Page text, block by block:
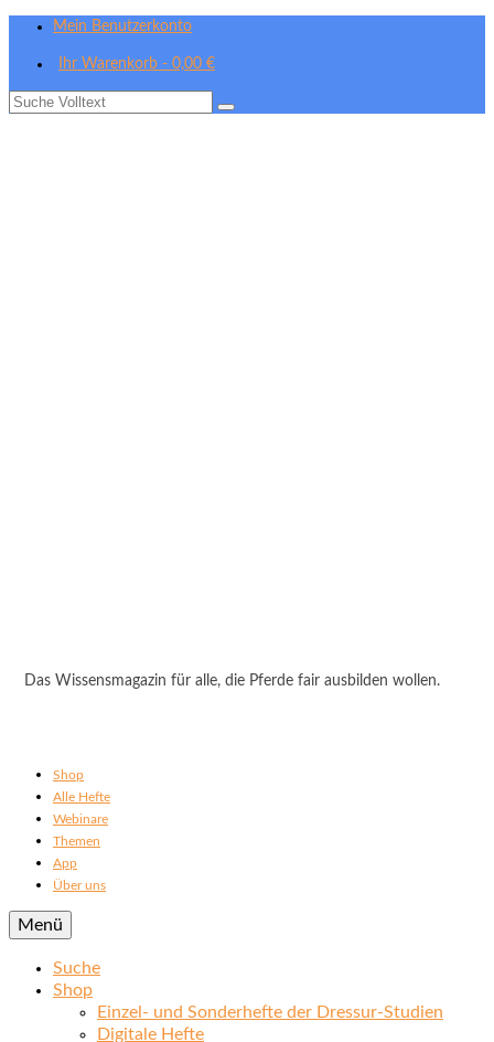
Mein Benutzerkonto
Ihr Warenkorb - 0,00 €
Suche
Das Wissensmagazin für alle, die Pferde fair ausbilden wollen.
Shop
Alle Hefte
Webinare
Themen
App
Über uns
Menü
Suche
Shop
Einzel- und Sonderhefte der Dressur-Studien
Digitale Hefte